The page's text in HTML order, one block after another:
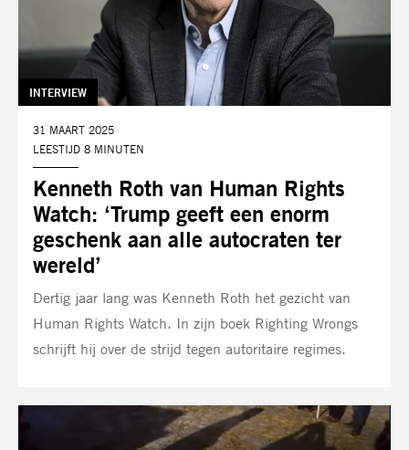
Kenneth Roth van Human Rights
Watch: ‘Trump geeft een enorm
geschenk aan alle autocraten ter
wereld’
TAG:
INTERVIEW
DATUM:
31 MAART 2025
LEESTIJD 8 MINUTEN
Dertig jaar lang was Kenneth Roth het gezicht van
Human Rights Watch. In zijn boek Righting Wrongs
schrijft hij over de strijd tegen autoritaire regimes.